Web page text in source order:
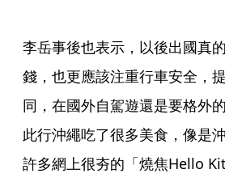
李岳事後也表示，以後出國真
錢，也更應該注重行車安全，
同，在國外自駕遊還是要格外
此行沖繩吃了很多美食，像是
許多網上很夯的「燒焦Hello